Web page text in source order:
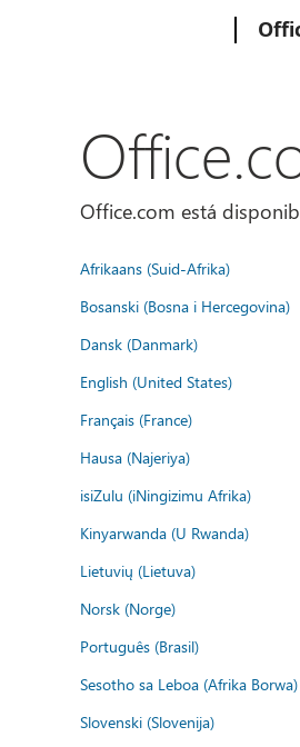
Office.com está
Afrikaans (Suid-Afrika)
Bosanski (Bosna i Hercegovina)
Dansk (Danmark)
English (United States)
Français (France)
Hausa (Najeriya)
isiZulu (iNingizimu Afrika)
Kinyarwanda (U Rwanda)
Lietuvių (Lietuva)
Norsk (Norge)
Português (Brasil)
Sesotho sa Leboa (Afrika Borwa)
Slovenski (Slovenija)